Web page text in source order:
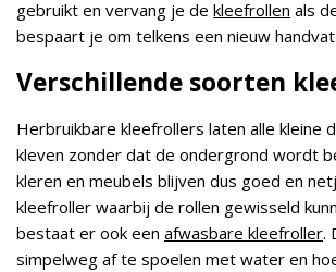
gebruikt en vervang je de kleefrollen als
bespaart je om telkens een nieuw
Verschillende soorten
Herbruikbare kleefrollers laten alle kleine
kleven zonder dat de ondergrond wordt
kleren en meubels blijven dus goed en
kleefroller waarbij de rollen gewisseld
bestaat er ook een afwasbare kleefroller.
simpelweg af te spoelen met water en